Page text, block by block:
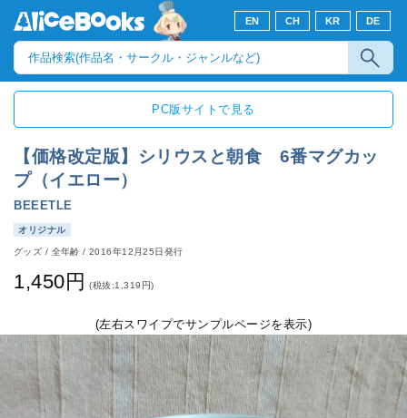
EN CH KR DE
PC版サイトで見る
【価格改定版】シリウスと朝食 6番マグカッ
プ（イエロー）
BEEETLE
オリジナル
グッズ / 全年齢/2016年12月25日発行
1,450円 (税抜:1,319円)
(左右スワイプでサンプルページを表示)